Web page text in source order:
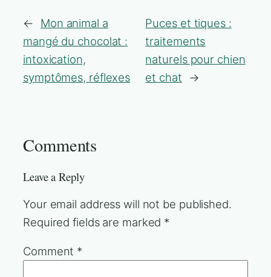
←
Mon animal a
mangé du chocolat :
intoxication,
symptômes, réflexes
Puces et tiques :
traitements
naturels pour chien
et chat
→
Comments
Leave a Reply
Your email address will not be published.
Required fields are marked *
Comment *